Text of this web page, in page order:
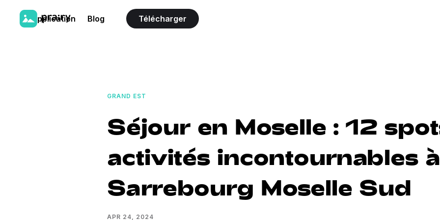
L'application Blog Télécharger
GRAND EST
Séjour en Moselle : 12
activités incontournables à
Sarrebourg Moselle Sud
APR 24, 2024